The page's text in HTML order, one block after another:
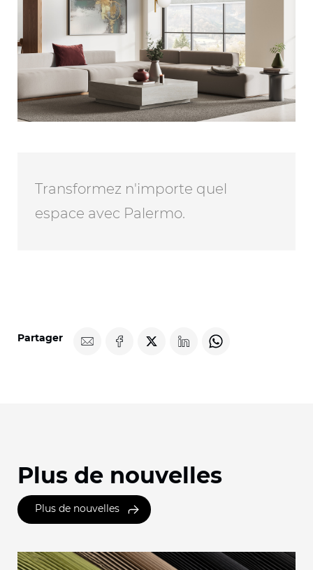
Transformez n'importe quel
espace avec Palermo.
Partager
Plus de nouvelles
Plus de nouvelles